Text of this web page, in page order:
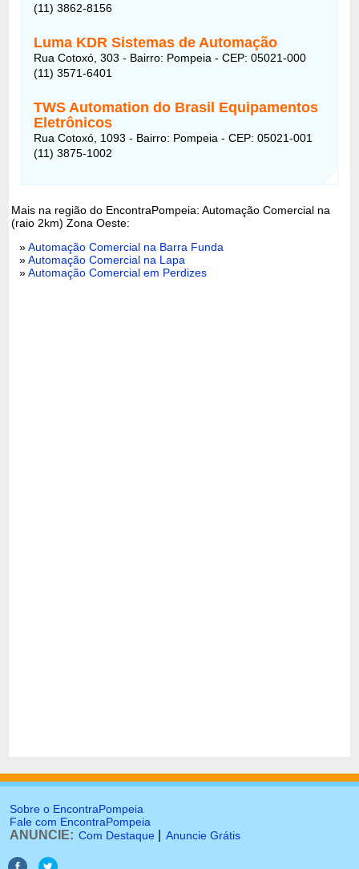
(11) 3862-8156
Luma KDR Sistemas de Automação
Rua Cotoxó, 303 - Bairro: Pompeia - CEP: 05021-000
(11) 3571-6401
TWS Automation do Brasil Equipamentos
Eletrônicos
Rua Cotoxó, 1093 - Bairro: Pompeia - CEP: 05021-001
(11) 3875-1002
Mais na região do EncontraPompeia: Automação Comercial na
(raio 2km) Zona Oeste:
»Automação Comercial na Barra Funda
»Automação Comercial na Lapa
»Automação Comercial em Perdizes
Sobre o EncontraPompeia
Fale com EncontraPompeia
ANUNCIE: Com Destaque Anuncie Grátis